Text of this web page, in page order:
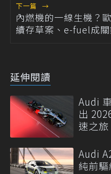
下一篇 →
內燃機的一線生機？
續存草案、e-fuel成關
延伸閱讀
Audi
出
速之旅
Audi
純前驅